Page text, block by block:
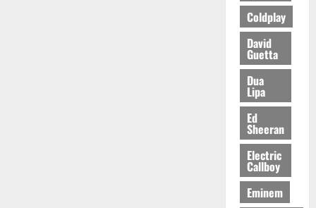
Coldplay
David
Guetta
Dua
Lipa
Ed
Sheeran
Electric
Callboy
Eminem